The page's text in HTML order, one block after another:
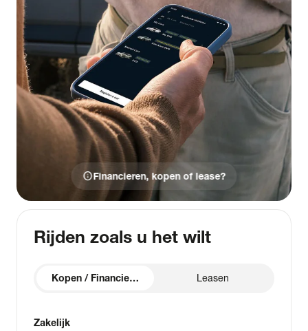
infoFinancieren, kopen of lease?
Rijden zoals u het wilt
Kopen / Financieren Leasen
Zakelijk